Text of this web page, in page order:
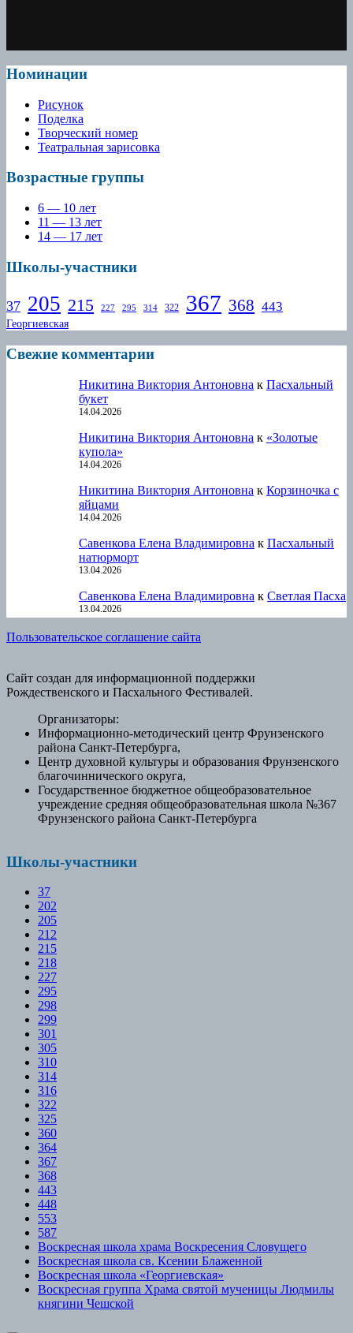
Номинации
Рисунок
Поделка
Творческий номер
Театральная зарисовка
Возрастные группы
6 — 10 лет
11 — 13 лет
14 — 17 лет
Школы-участники
37 205 215 227 295 314 322 367 368 443
Георгиевская
Свежие комментарии
Никитина Виктория Антоновна к Пасхальный
букет
14.04.2026
Никитина Виктория Антоновна к «Золотые
купола»
14.04.2026
Никитина Виктория Антоновна к Корзиночка с
яйцами
14.04.2026
Савенкова Елена Владимировна к Пасхальный
натюрморт
13.04.2026
Савенкова Елена Владимировна к Светлая Пасха
13.04.2026
Пользовательское соглашение сайта
Сайт создан для информационной поддержки
Рождественского и Пасхального Фестивалей.
Организаторы:
Информационно-методический центр Фрунзенского
района Санкт-Петербурга,
Центр духовной культуры и образования Фрунзенского
благочиннического округа,
Государственное бюджетное общеобразовательное
учреждение средняя общеобразовательная школа №367
Фрунзенского района Санкт-Петербурга
Школы-участники
37
202
205
212
215
218
227
295
298
299
301
305
310
314
316
322
325
360
364
367
368
443
448
553
587
Воскресная школа храма Воскресения Словущего
Воскресная школа св. Ксении Блаженной
Воскресная школа «Георгиевская»
Воскресная группа Храма святой мученицы Людмилы
княгини Чешской